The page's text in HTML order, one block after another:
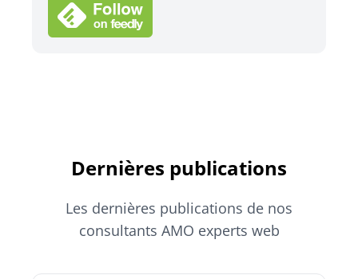
Dernières publications
Les dernières publications de nos
consultants AMO experts web